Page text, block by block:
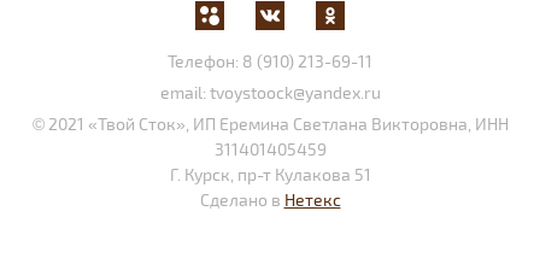
Телефон: 8 (910) 213-69-11
email: tvoystoock@yandex.ru
© 2021 «Твой Сток», ИП Еремина Светлана Викторовна, ИНН
311401405459
Г. Курск, пр-т Кулакова 51
Сделано в Нетекс